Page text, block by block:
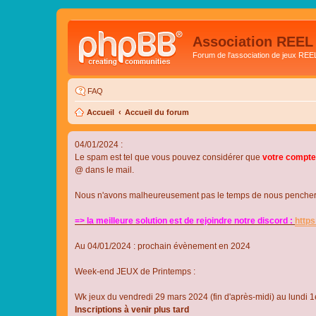
Association REEL
Forum de l'association de jeux REEL
FAQ
Accueil Accueil du forum
04/01/2024 :
Le spam est tel que vous pouvez considérer que votre
@ dans le mail.
Nous n'avons malheureusement pas le temps de nous
=> la meilleure solution est de rejoindre notre discord :
Au 04/01/2024 : prochain évènement en 2024
Week-end JEUX de Printemps :
Wk jeux du vendredi 29 mars 2024 (fin d'après-midi) au lundi
Inscriptions à venir plus tard